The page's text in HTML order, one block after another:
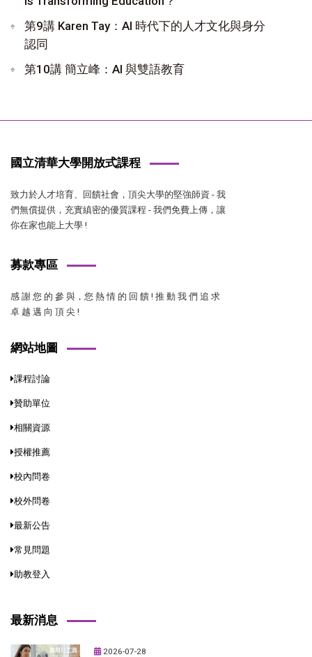
第9講 Karen Tay：AI 時代下的人才文化與身分
認同
第10講 簡立峰：AI 與雙語教育
國立清華大學開放式課程
致力於人才培育、回饋社會，頂尖大學的堅強師資 - 我
們無償提供，充實縝密的優質課程 - 我們免費上傳，讓
你在家也能上大學 !
募款專區
感 謝 您 的 參 與，您 熱 情 的 回 饋 ! 推 動 我 們 追 求
卓 越 邁 向 頂 尖 !
網站地圖
課程討論
贊助單位
相關資源
授權推薦
校內問卷
校外問卷
最新公告
常見問題
助教登入
最新消息
2026-07-28